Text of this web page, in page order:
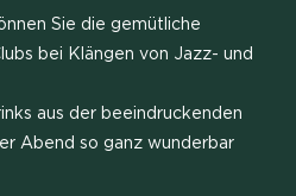
Sie die gemütliche
bei Klängen von Jazz- und
aus der beeindruckenden
Abend so ganz wunderbar